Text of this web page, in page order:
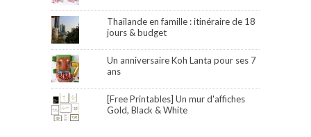
Thaïlande en famille : itinéraire de 18
jours & budget
Un anniversaire Koh Lanta pour ses 7
ans
[Free Printables] Un mur d'affiches
Gold, Black & White